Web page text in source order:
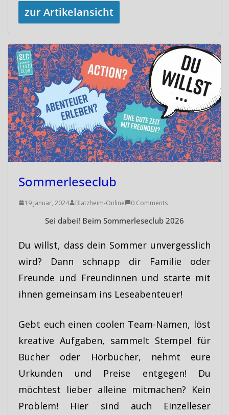
zur Artikelansicht
Sommerleseclub
19 Januar, 2024 Blatzheim-Online 0 Comments
Sei dabei! Beim Sommerleseclub 2026
Du willst, dass dein Sommer unvergesslich
wird? Dann schnapp dir Familie oder
Freunde und Freundinnen und starte mit
ihnen gemeinsam ins Leseabenteuer!
Gebt euch einen coolen Team-Namen, löst
kreative Aufgaben, sammelt Stempel für
Bücher oder Hörbücher, nehmt eure
Urkunden und Preise entgegen! Du
möchtest lieber alleine mitmachen? Kein
Problem! Hier sind auch Einzelleser